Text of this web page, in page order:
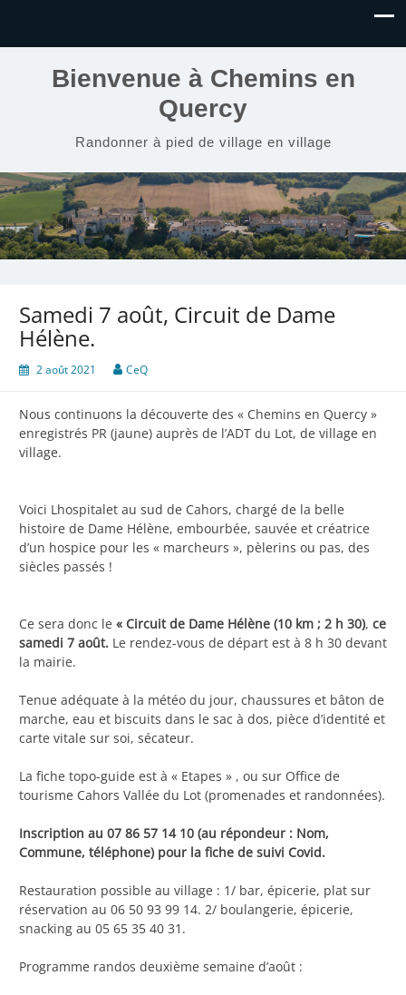
Bienvenue à Chemins en
Quercy
Randonner à pied de village en village
Samedi 7 août, Circuit de Dame
Hélène.
2 août 2021 CeQ
Nous continuons la découverte des « Chemins en Quercy »
enregistrés PR (jaune) auprès de l’ADT du Lot, de village en
village.
Voici Lhospitalet au sud de Cahors, chargé de la belle
histoire de Dame Hélène, embourbée, sauvée et créatrice
d’un hospice pour les « marcheurs », pèlerins ou pas, des
siècles passés !
Ce sera donc le « Circuit de Dame Hélène (10 km ; 2 h 30), ce
samedi 7 août. Le rendez-vous de départ est à 8 h 30 devant
la mairie.
Tenue adéquate à la météo du jour, chaussures et bâton de
marche, eau et biscuits dans le sac à dos, pièce d’identité et
carte vitale sur soi, sécateur.
La fiche topo-guide est à « Etapes » , ou sur Office de
tourisme Cahors Vallée du Lot (promenades et randonnées).
Inscription au 07 86 57 14 10 (au répondeur : Nom,
Commune, téléphone) pour la fiche de suivi Covid.
Restauration possible au village : 1/ bar, épicerie, plat sur
réservation au 06 50 93 99 14. 2/ boulangerie, épicerie,
snacking au 05 65 35 40 31.
Programme randos deuxième semaine d’août :